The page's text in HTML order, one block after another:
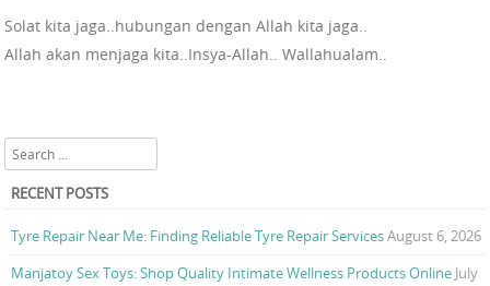
Solat kita jaga..hubungan dengan Allah kita jaga..
Allah akan menjaga kita..Insya-Allah.. Wallahualam..
Search
RECENT POSTS
Tyre Repair Near Me: Finding Reliable Tyre Repair ServicesAugust 6, 2026
Manjatoy Sex Toys: Shop Quality Intimate Wellness Products Online July